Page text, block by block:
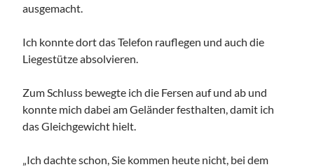
ausgemacht.
Ich konnte dort das Telefon rauflegen und auch die
Liegestütze absolvieren.
Zum Schluss bewegte ich die Fersen auf und ab und
konnte mich dabei am Geländer festhalten, damit ich
das Gleichgewicht hielt.
„Ich dachte schon, Sie kommen heute nicht, bei dem